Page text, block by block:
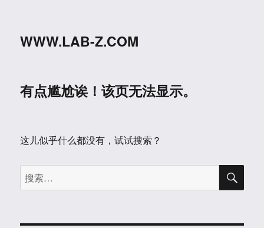
WWW.LAB-Z.COM
有点尴尬诶！该页无法显示。
这儿似乎什么都没有，试试搜索？
搜
索：
搜